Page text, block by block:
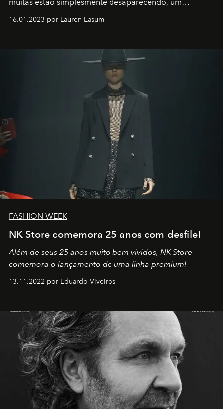
muitas estão simplesmente desaparecendo, um
transportador AMTD abrindo caminho para muitos
por propósitos, com um claro senso de missão na vida e
16.01.2023 por Lauren Easum
FASHION WEEK
NK Store comemora 25 anos com desfile!
Além de seus 25 anos muito bem vividos, NK Store
comemora o lançamento de uma linha premium!
13.11.2022 por Eduardo Viveiros